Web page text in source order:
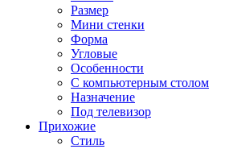
Размер
Мини стенки
Форма
Угловые
Особенности
С компьютерным столом
Назначение
Под телевизор
Прихожие
Стиль